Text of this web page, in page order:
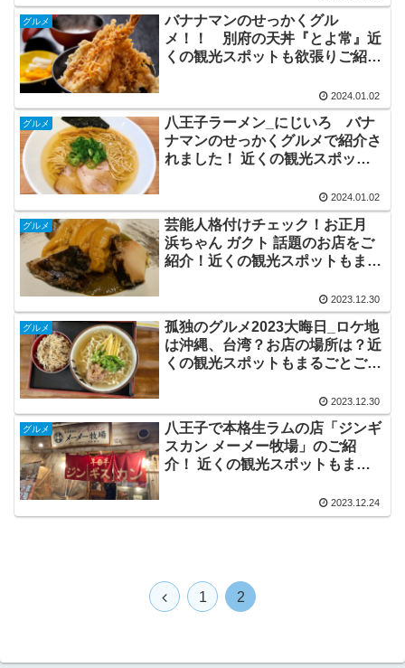
た！
グルメ
バナナマンのせっかくグル
メ！！ 別府の天丼『とよ常』近
くの観光スポットも欲張りご紹
2024.01.02
グルメ
八王子ラーメン_にじいろ バナ
ナマンのせっかくグルメで紹介さ
れました！ 近くの観光スポット
2024.01.02
グルメ
芸能人格付けチェック！お正月
浜ちゃん ガクト 話題のお店をご
紹介！近くの観光スポットもまる
2023.12.30
グルメ
孤独のグルメ2023大晦日_ロケ地
は沖縄、台湾？お店の場所は？近
くの観光スポットもまるごとご紹
2023.12.30
グルメ
八王子で本格生ラムの店「ジンギ
スカン メーメー牧場」のご紹
介！ 近くの観光スポットもまる
2023.12.24
前
1 2